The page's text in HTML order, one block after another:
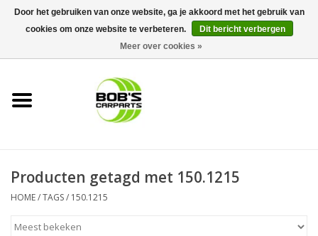
0 Artikelen - €0,00
KS TOOLS
Next Gereedschapswagens
Opbergsystemen
Producten getagd met 150.1215
HOME/TAGS/ 150.1215
Door het gebruiken van onze website, ga je akkoord met het gebruik van
cookies om onze website te verbeteren.
Dit bericht verbergen
Meer over cookies »